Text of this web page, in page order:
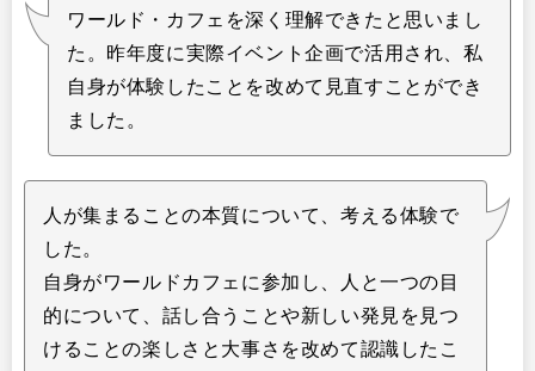
ワールド・カフェを深く理解できたと思いまし
た。昨年度に実際イベント企画で活用され、私
自身が体験したことを改めて見直すことができ
ました。
人が集まることの本質について、考える体験で
した。
自身がワールドカフェに参加し、人と一つの目
的について、話し合うことや新しい発見を見つ
けることの楽しさと大事さを改めて認識したこ